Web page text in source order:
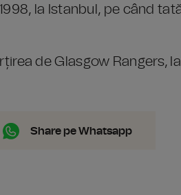
la Istanbul, pe când
de Glasgow Rangers,
Share pe Whatsapp